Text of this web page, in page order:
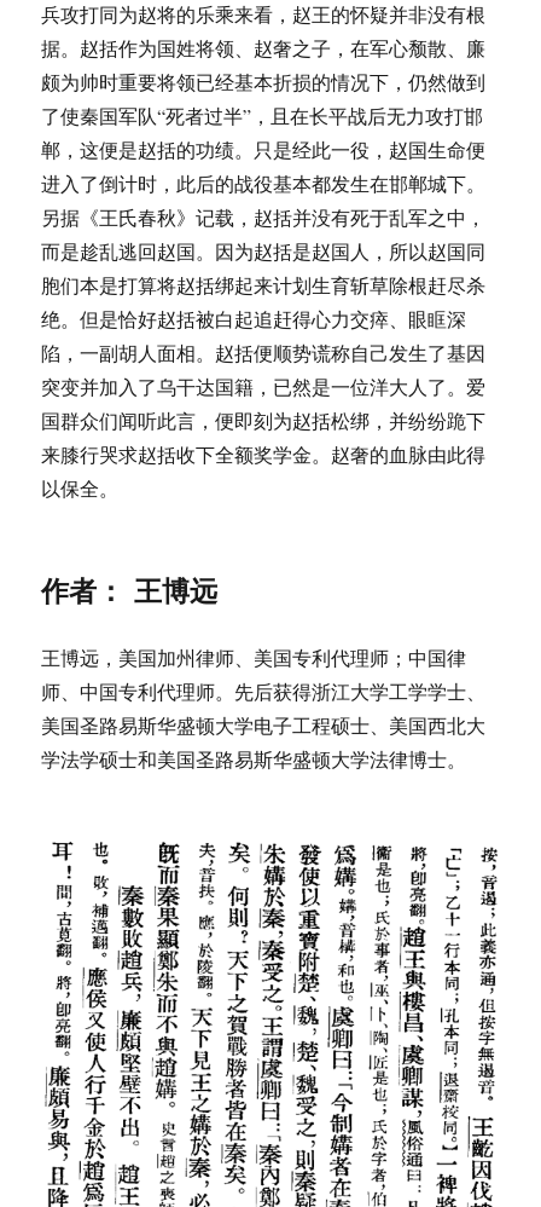
兵攻打同为赵将的乐乘来看，赵王的怀疑并非没有根
据。赵括作为国姓将领、赵奢之子，在军心颓散、廉
颇为帅时重要将领已经基本折损的情况下，仍然做到
了使秦国军队“死者过半”，且在长平战后无力攻打邯
郸，这便是赵括的功绩。只是经此一役，赵国生命便
进入了倒计时，此后的战役基本都发生在邯郸城下。
另据《王氏春秋》记载，赵括并没有死于乱军之中，
而是趁乱逃回赵国。因为赵括是赵国人，所以赵国同
胞们本是打算将赵括绑起来计划生育斩草除根赶尽杀
绝。但是恰好赵括被白起追赶得心力交瘁、眼眶深
陷，一副胡人面相。赵括便顺势谎称自己发生了基因
突变并加入了乌干达国籍，已然是一位洋大人了。爱
国群众们闻听此言，便即刻为赵括松绑，并纷纷跪下
来膝行哭求赵括收下全额奖学金。赵奢的血脉由此得
以保全。
作者： 王博远
王博远，美国加州律师、美国专利代理师；中国律
师、中国专利代理师。先后获得浙江大学工学学士、
美国圣路易斯华盛顿大学电子工程硕士、美国西北大
学法学硕士和美国圣路易斯华盛顿大学法律博士。